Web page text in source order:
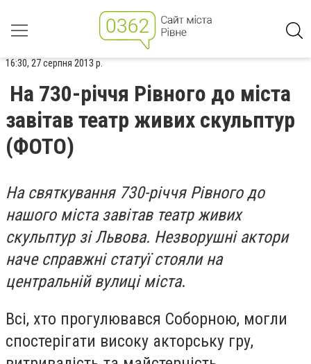
16:30, 27 серпня 2013 р.
На 730-річчя Рівного до міста
завітав театр живих скульптур
(ФОТО)
На святкування 730-річчя Рівного до
нашого міста завітав театр живих
скульптур зі Львова. Незворушні актори
наче справжні статуї стояли на
центральній вулиці міста.
Всі, хто прогулювався Соборною, могли
спостерігати високу акторську гру,